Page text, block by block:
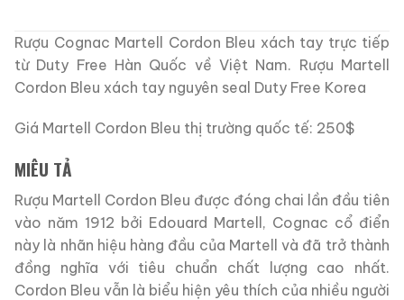
Rượu Cognac Martell Cordon Bleu xách tay trực tiếp
từ Duty Free Hàn Quốc về Việt Nam. Rượu Martell
Cordon Bleu xách tay nguyên seal Duty Free Korea
Giá Martell Cordon Bleu thị trường quốc tế: 250$
MIÊU TẢ
Rượu Martell Cordon Bleu được đóng chai lần đầu tiên
vào năm 1912 bởi Edouard Martell, Cognac cổ điển
này là nhãn hiệu hàng đầu của Martell và đã trở thành
đồng nghĩa với tiêu chuẩn chất lượng cao nhất.
Cordon Bleu vẫn là biểu hiện yêu thích của nhiều người